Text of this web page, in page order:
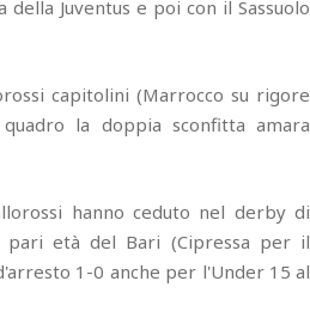
Juventus e poi con il Sassuolo
capitolini (Marrocco su rigore
la doppia sconfitta amara
hanno ceduto nel derby di
età del Bari (Cipressa per il
1-0 anche per l'Under 15 al